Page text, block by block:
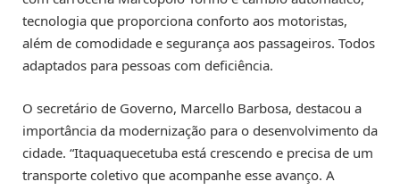
tecnologia que proporciona conforto aos motoristas,
além de comodidade e segurança aos passageiros. Todos
adaptados para pessoas com deficiência.
O secretário de Governo, Marcello Barbosa, destacou a
importância da modernização para o desenvolvimento da
cidade. “Itaquaquecetuba está crescendo e precisa de um
transporte coletivo que acompanhe esse avanço. A